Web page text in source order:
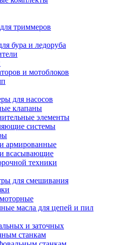
триммеров
бура и ледоруба
и мотоблоков
для насосов
клапаны
элементы
системы
армированные
всасывающие
техники
для смешивания
масла для цепей и пил
и заточных
станкам